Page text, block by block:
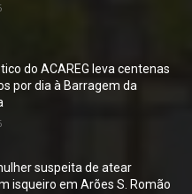
do ACAREG leva centenas
por dia à Barragem da
suspeita de atear
isqueiro em Arões S. Romão